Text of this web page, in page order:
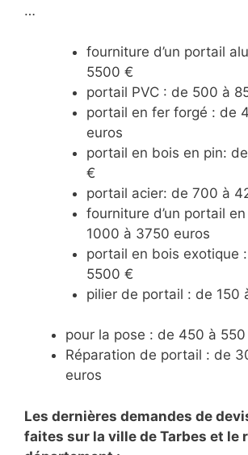
…
fourniture d’un portail
5500 €
portail PVC : de 500 à
portail en fer forgé : de
euros
portail en bois en pin:
€
portail acier: de 700 à
fourniture d’un portail
1000 à 3750 euros
portail en bois exotique
5500 €
pilier de portail : de 150
pour la pose : de 450 à 550
Réparation de portail : de
euros
Les dernières demandes de
faites sur la ville de Tarbes et le